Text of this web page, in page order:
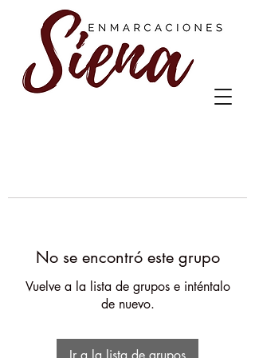
No se encontró este grupo
Vuelve a la lista de grupos e inténtalo
de nuevo.